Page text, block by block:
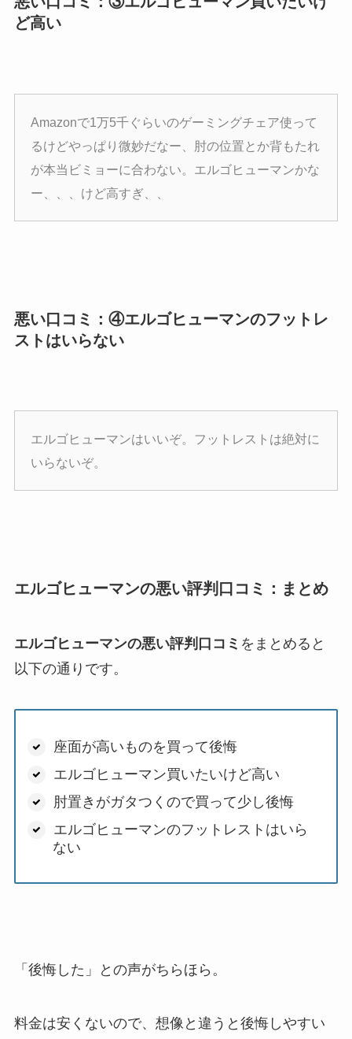
ど高い
Amazonで1万5千ぐらいのゲーミングチェア使って
るけどやっぱり微妙だなー、肘の位置とか背もたれ
が本当ビミョーに合わない。エルゴヒューマンかな
ー、、、けど高すぎ、、
悪い口コミ：④エルゴヒューマンのフットレ
ストはいらない
エルゴヒューマンはいいぞ。フットレストは絶対に
いらないぞ。
エルゴヒューマンの悪い評判口コミ：まとめ
エルゴヒューマンの悪い評判口コミ をまとめると
以下の通りです。
座面が高いものを買って後悔
エルゴヒューマン買いたいけど高い
肘置きがガタつくので買って少し後悔
エルゴヒューマンのフットレストはいら
ない
「後悔した」との声がちらほら。
料金は安くないので、想像と違うと後悔しやすい